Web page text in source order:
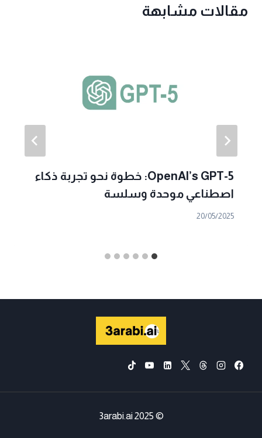
مقالات مشابهة
OpenAI’s GPT-5: خطوة نحو تجربة ذكاء
اصطناعي موحدة وسلسة
20/05/2025
© 2025 3arabi.ai